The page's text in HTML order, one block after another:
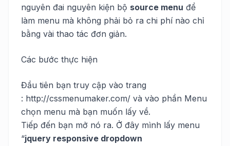
nguyên đai nguyên kiện bộ source menu để
làm menu mà không phải bỏ ra chi phí nào chỉ
bằng vài thao tác đơn giản.
Các bước thực hiện
Đầu tiên bạn truy cập vào trang
: http://cssmenumaker.com/ và vào phần Menu
chọn menu mà bạn muốn lấy về.
Tiếp đến bạn mở nó ra. Ở đây mình lấy menu
“jquery responsive dropdown